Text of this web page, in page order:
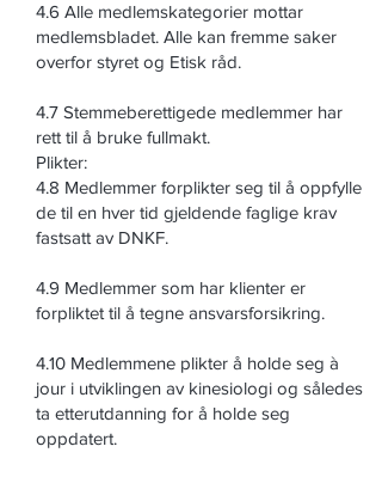
4.6 Alle medlemskategorier mottar
medlemsbladet. Alle kan fremme saker
overfor styret og Etisk råd.
4.7 Stemmeberettigede medlemmer har
rett til å bruke fullmakt.
Plikter:
4.8 Medlemmer forplikter seg til å oppfylle
de til en hver tid gjeldende faglige krav
fastsatt av DNKF.
4.9 Medlemmer som har klienter er
forpliktet til å tegne ansvarsforsikring.
4.10 Medlemmene plikter å holde seg à
jour i utviklingen av kinesiologi og således
ta etterutdanning for å holde seg
oppdatert.